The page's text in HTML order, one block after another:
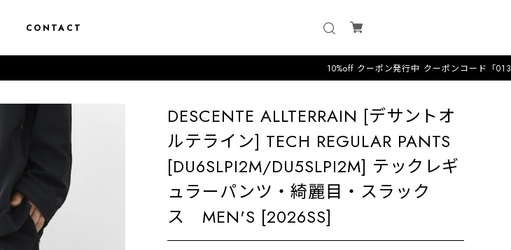
CONTACT
10%off クーポン発行中 クーポンコード「0131」12時
DESCENTE ALLTERRAIN [デサントオ
ルテライン] TECH REGULAR PANTS
[DU6SLPI2M/DU5SLPI2M] テックレギ
ュラーパンツ・綺麗目・スラック
ス MEN'S [2026SS]